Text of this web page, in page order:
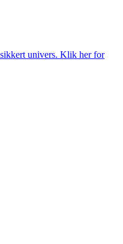
univers. Klik her for